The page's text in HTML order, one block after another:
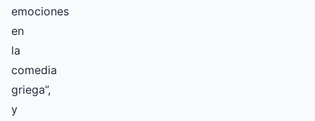
emociones
en
la
comedia
griega”,
y